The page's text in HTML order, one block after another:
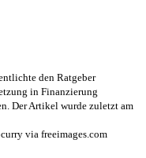
den Ratgeber
in Finanzierung
Der Artikel wurde zuletzt am
via freeimages.com